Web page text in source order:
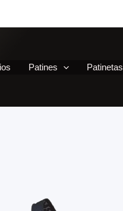
Patines Patinetas